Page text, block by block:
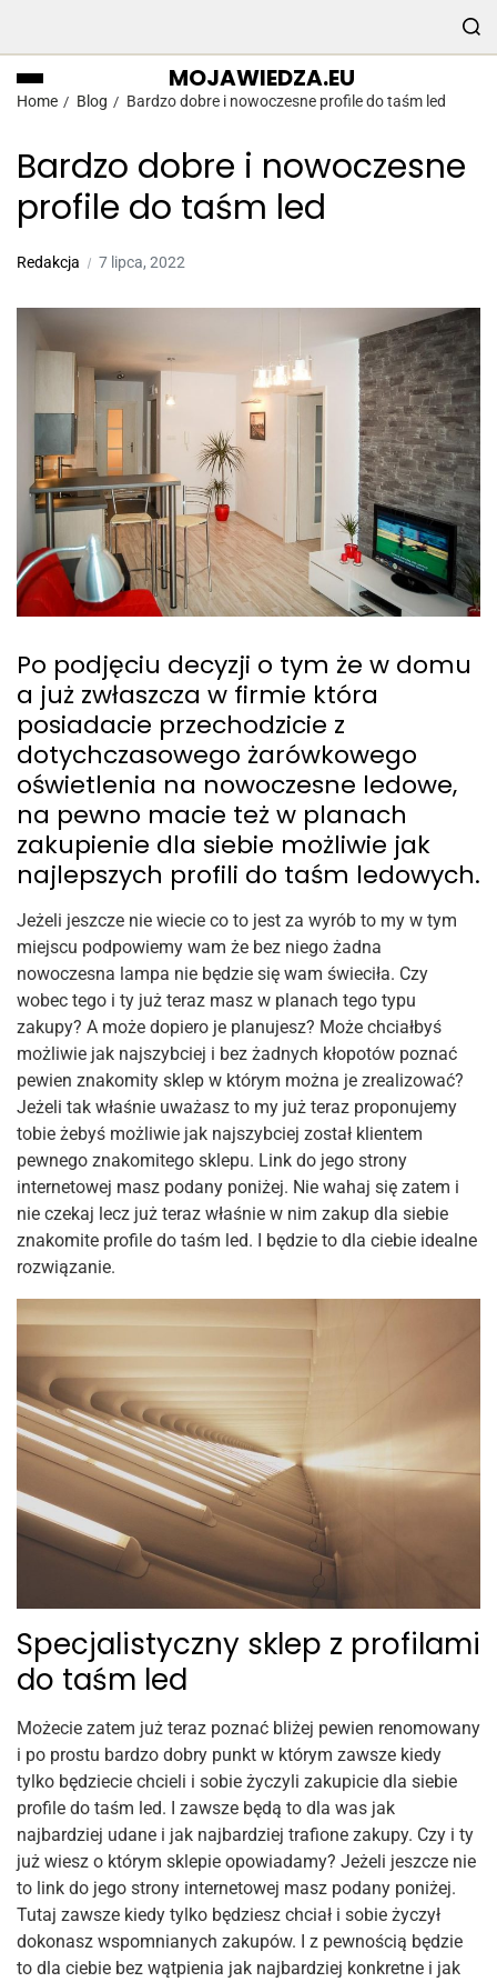
MOJAWIEDZA.EU
Home Blog Bardzo dobre i nowoczesne profile do taśm led
Bardzo dobre i nowoczesne
profile do taśm led
Redakcja 7 lipca, 2022
Po podjęciu decyzji o tym że w domu
a już zwłaszcza w firmie która
posiadacie przechodzicie z
dotychczasowego żarówkowego
oświetlenia na nowoczesne ledowe,
na pewno macie też w planach
zakupienie dla siebie możliwie jak
najlepszych profili do taśm ledowych.
Jeżeli jeszcze nie wiecie co to jest za wyrób to my w tym
miejscu podpowiemy wam że bez niego żadna
nowoczesna lampa nie będzie się wam świeciła. Czy
wobec tego i ty już teraz masz w planach tego typu
zakupy? A może dopiero je planujesz? Może chciałbyś
możliwie jak najszybciej i bez żadnych kłopotów poznać
pewien znakomity sklep w którym można je zrealizować?
Jeżeli tak właśnie uważasz to my już teraz proponujemy
tobie żebyś możliwie jak najszybciej został klientem
pewnego znakomitego sklepu. Link do jego strony
internetowej masz podany poniżej. Nie wahaj się zatem i
nie czekaj lecz już teraz właśnie w nim zakup dla siebie
znakomite profile do taśm led. I będzie to dla ciebie idealne
rozwiązanie.
Specjalistyczny sklep z profilami
do taśm led
Możecie zatem już teraz poznać bliżej pewien renomowany
i po prostu bardzo dobry punkt w którym zawsze kiedy
tylko będziecie chcieli i sobie życzyli zakupicie dla siebie
profile do taśm led. I zawsze będą to dla was jak
najbardziej udane i jak najbardziej trafione zakupy. Czy i ty
już wiesz o którym sklepie opowiadamy? Jeżeli jeszcze nie
to link do jego strony internetowej masz podany poniżej.
Tutaj zawsze kiedy tylko będziesz chciał i sobie życzył
dokonasz wspomnianych zakupów. I z pewnością będzie
to dla ciebie bez wątpienia jak najbardziej konkretne i jak